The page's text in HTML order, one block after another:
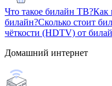
Что такое билайн ТВ?Как
билайн?Сколько стоит
чёткости (HDTV) от
Домашний интернет